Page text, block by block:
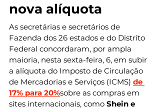
nova alíquota
As secretárias e secretários de
Fazenda dos 26 estados e do Distrito
Federal concordaram, por ampla
maioria, nesta sexta-feira, 6, em subir
a alíquota do Imposto de Circulação
de Mercadorias e Serviços (ICMS) de
17% para 20%sobre as compras em
sites internacionais, como Shein e